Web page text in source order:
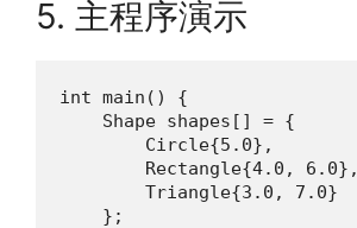
5. 主程序演示
int main() {
    Shape shapes[] = {
        Circle{5.0},
        Rectangle{4.0, 6.0},
        Triangle{3.0, 7.0}
    };